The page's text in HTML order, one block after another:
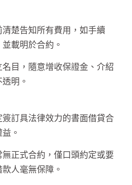
清楚告知所有費用，如手續
載明於合約。
名目，隨意增收保證金、介紹
明。
簽訂具法律效力的書面借貸合
。
無正式合約，僅口頭約定或要
人毫無保障。